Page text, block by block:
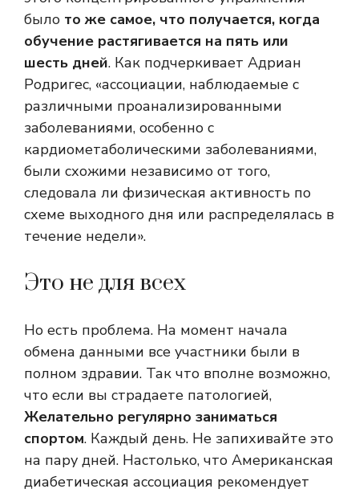
было то же самое, что получается, когда
обучение растягивается на пять или
шесть дней. Как подчеркивает Адриан
Родригес, «ассоциации, наблюдаемые с
различными проанализированными
заболеваниями, особенно с
кардиометаболическими заболеваниями,
были схожими независимо от того,
следовала ли физическая активность по
схеме выходного дня или распределялась в
течение недели».
Это не для всех
Но есть проблема. На момент начала
обмена данными все участники были в
полном здравии. Так что вполне возможно,
что если вы страдаете патологией,
Желательно регулярно заниматься
спортом. Каждый день. Не запихивайте это
на пару дней. Настолько, что Американская
диабетическая ассоциация рекомендует